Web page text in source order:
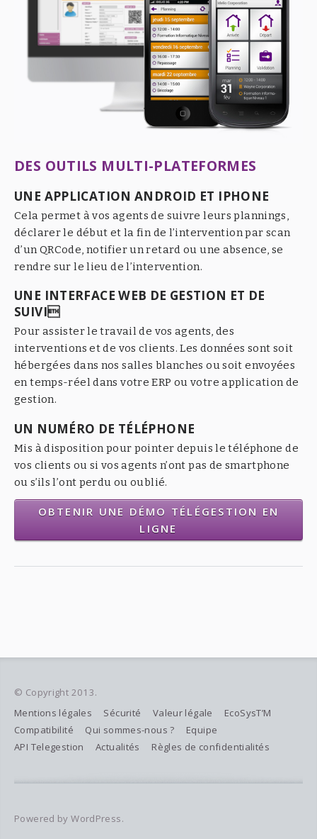
DES OUTILS MULTI-PLATEFORMES
UNE APPLICATION ANDROID ET IPHONE
Cela permet à vos agents de suivre leurs plannings,
déclarer le début et la fin de l’intervention par scan
d’un QRCode, notifier un retard ou une absence, se
rendre sur le lieu de l’intervention.
UNE INTERFACE WEB DE GESTION ET DE
SUIVI
Pour assister le travail de vos agents, des
interventions et de vos clients. Les données sont soit
hébergées dans nos salles blanches ou soit envoyées
en temps-réel dans votre ERP ou votre application de
gestion.
UN NUMÉRO DE TÉLÉPHONE
Mis à disposition pour pointer depuis le téléphone de
vos clients ou si vos agents n’ont pas de smartphone
ou s’ils l’ont perdu ou oublié.
OBTENIR UNE DÉMO TÉLÉGESTION EN
LIGNE
© Copyright 2013.
Mentions légales
Sécurité Valeur légale
EcoSysT’M
Compatibilité
Qui sommes-nous ?
Equipe
API Telegestion
Actualités Règles de confidentialités
Powered by WordPress.